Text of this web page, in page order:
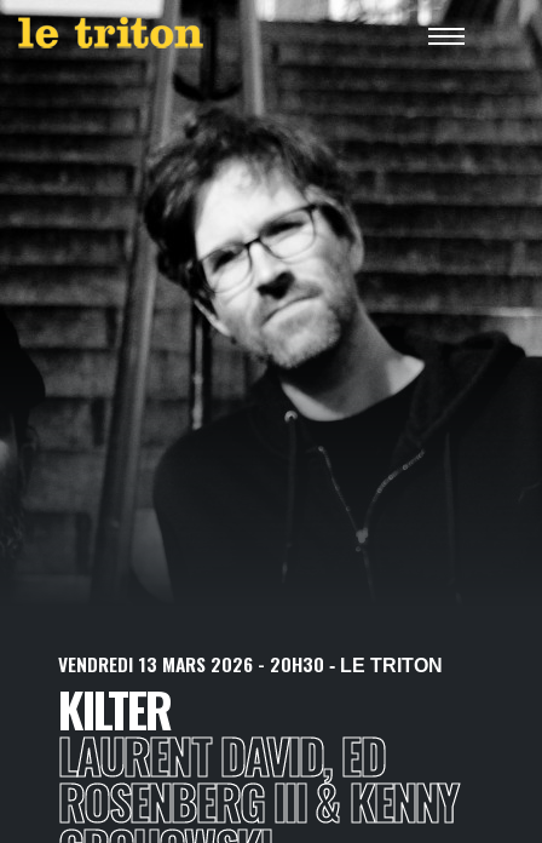
VENDREDI 13 MARS 2026 - 20H30 - LE TRITON
KILTER
LAURENT DAVID, ED
ROSENBERG III & KENNY